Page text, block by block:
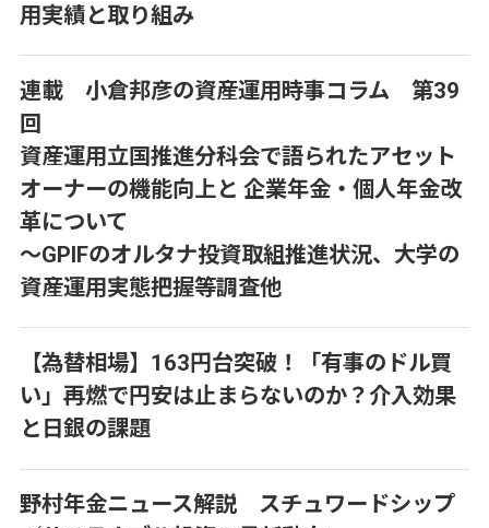
用実績と取り組み
連載 小倉邦彦の資産運用時事コラム 第39
回
資産運用立国推進分科会で語られたアセット
オーナーの機能向上と 企業年金・個人年金改
革について
～GPIFのオルタナ投資取組推進状況、大学の
資産運用実態把握等調査他
【為替相場】163円台突破！「有事のドル買
い」再燃で円安は止まらないのか？介入効果
と日銀の課題
野村年金ニュース解説 スチュワードシップ